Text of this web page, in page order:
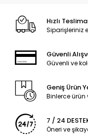
Hızlı
Siparişleriniz
Güvenli
Güvenli ve
Geniş Ürün
Binlerce
7 / 24
Öneri ve